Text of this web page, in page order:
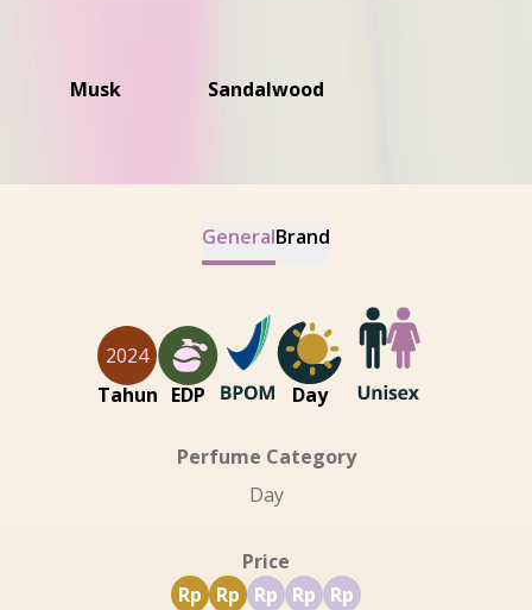
Musk Sandalwood
GeneralBrand
2024
Tahun EDP Day
Perfume Category
Day
Price
Rp
Rp Rp Rp Rp